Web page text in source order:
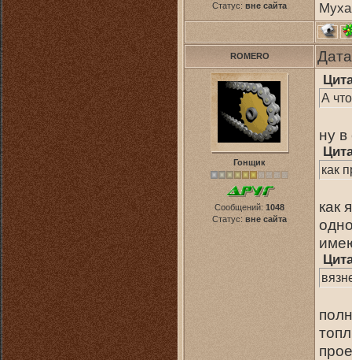
Статус: вне сайта
ROMERO
Гонщик
Сообщений: 1048
Статус: вне сайта
А
ну в
как
как